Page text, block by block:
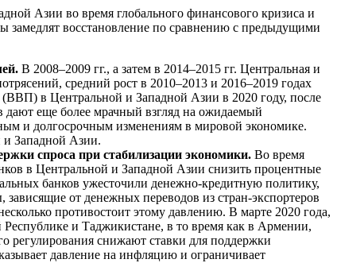
Азии во время глобального финансового кризиса и
замедлят восстановление по сравнению с предыдущими
В 2008–2009 гг., а затем в 2014–2015 гг. Центральная и
средний рост в 2010–2013 и 2016–2019 годах
(ВВП) в Центральной и Западной Азии в 2020 году, после
дают еще более мрачный взгляд на ожидаемый
и долгосрочным изменениям в мировой экономике.
и Западной Азии.
спроса при стабилизации экономики. Во время
в Центральной и Западной Азии снизить процентные
банков ужесточили денежно-кредитную политику,
от денежных переводов из стран-экспортеров
противостоит этому давлению. В марте 2020 года,
и Таджикистане, в то время как в Армении,
регулирования снижают ставки для поддержки
давление на инфляцию и ограничивает